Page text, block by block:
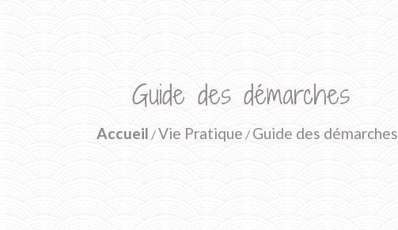
Guide des démarches
Accueil /Vie Pratique / Guide des démarches